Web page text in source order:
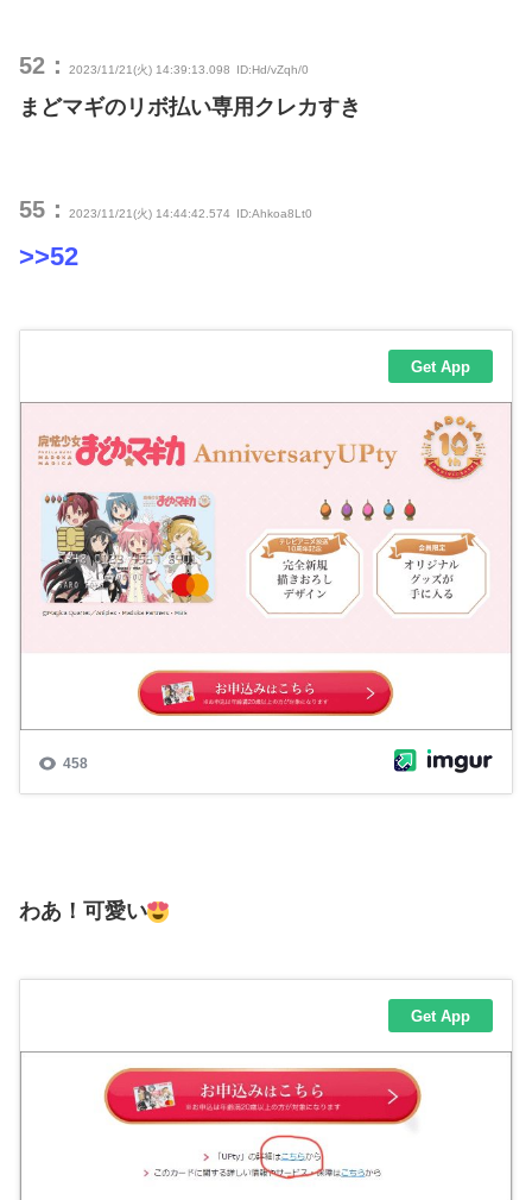
52： 2023/11/21(火) 14:39:13.098 ID:Hd/vZqh/0
まどマギのリボ払い専用クレカすき
55： 2023/11/21(火) 14:44:42.574 ID:Ahkoa8Lt0
>>52
わあ！可愛い